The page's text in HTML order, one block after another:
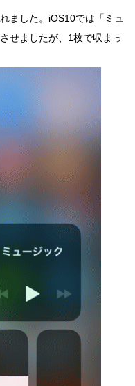
ました。iOS10では「ミュ
せましたが、1枚で収まっ